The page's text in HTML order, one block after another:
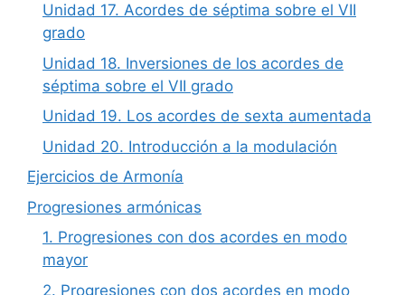
Unidad 17. Acordes de séptima sobre el VII
grado
Unidad 18. Inversiones de los acordes de
séptima sobre el VII grado
Unidad 19. Los acordes de sexta aumentada
Unidad 20. Introducción a la modulación
Ejercicios de Armonía
Progresiones armónicas
1. Progresiones con dos acordes en modo
mayor
2. Progresiones con dos acordes en modo